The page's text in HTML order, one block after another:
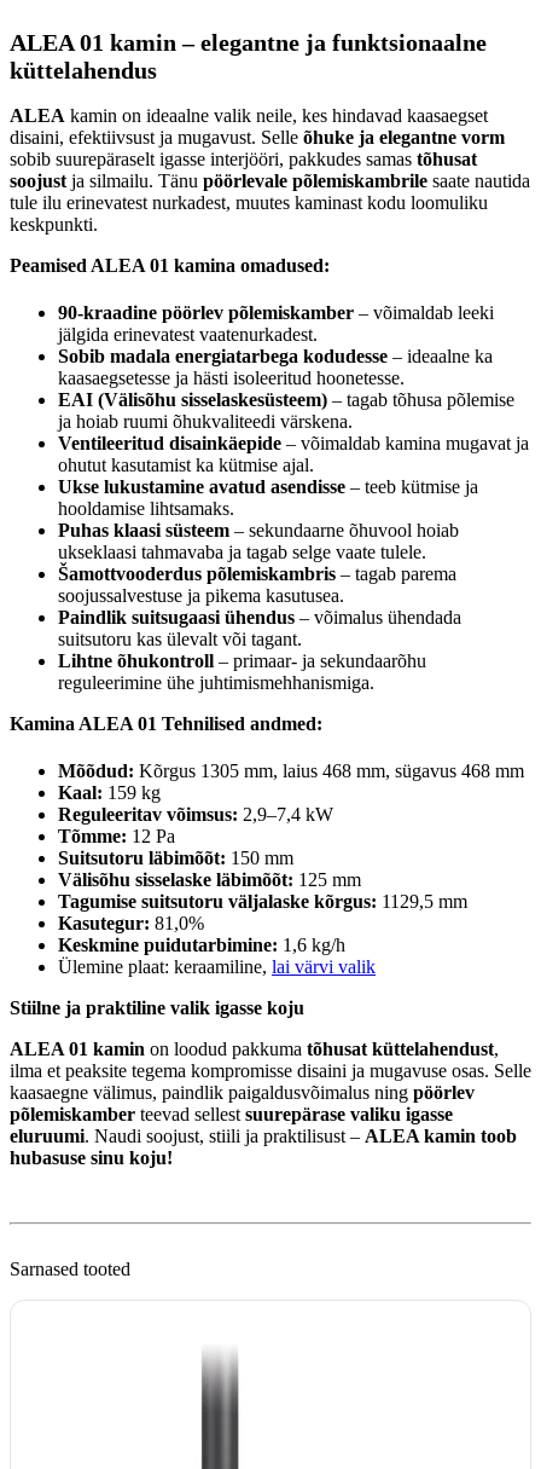
Klaasi kuju:
Panoraam
Uks avaneb:
Vastab
normidele:
EN 13 240, 15a B–VG, Din +, BimschV 2,
Ecodesign
Garantii:
2 aastat
Energiaklass:
ALEA 01 kamin – elegantne ja funktsionaalne
küttelahendus
ALEA kamin on ideaalne valik neile, kes hindavad kaasaegset
disaini, efektiivsust ja mugavust. Selle õhuke ja elegantne vorm
sobib suurepäraselt igasse interjööri, pakkudes samas tõhusat
soojust ja silmailu. Tänu pöörlevale põlemiskambrile saate nautida
tule ilu erinevatest nurkadest, muutes kaminast kodu loomuliku
keskpunkti.
Peamised ALEA 01 kamina omadused:
90-kraadine pöörlev põlemiskamber – võimaldab leeki
jälgida erinevatest vaatenurkadest.
Sobib madala energiatarbega kodudesse – ideaalne ka
kaasaegsetesse ja hästi isoleeritud hoonetesse.
EAI (Välisõhu sisselaskesüsteem) – tagab tõhusa põlemise
ja hoiab ruumi õhukvaliteedi värskena.
Ventileeritud disainkäepide – võimaldab kamina mugavat ja
ohutut kasutamist ka kütmise ajal.
Ukse lukustamine avatud asendisse – teeb kütmise ja
hooldamise lihtsamaks.
Puhas klaasi süsteem – sekundaarne õhuvool hoiab
ukseklaasi tahmavaba ja tagab selge vaate tulele.
Šamottvooderdus põlemiskambris – tagab parema
soojussalvestuse ja pikema kasutusea.
Paindlik suitsugaasi ühendus – võimalus ühendada
suitsutoru kas ülevalt või tagant.
Lihtne õhukontroll – primaar- ja sekundaarõhu
reguleerimine ühe juhtimismehhanismiga.
Kamina ALEA 01 Tehnilised andmed:
Mõõdud: Kõrgus 1305 mm, laius 468 mm, sügavus 468 mm
Kaal: 159 kg
Reguleeritav võimsus: 2,9–7,4 kW
Tõmme: 12 Pa
Suitsutoru läbimõõt: 150 mm
Välisõhu sisselaske läbimõõt: 125 mm
Tagumise suitsutoru väljalaske kõrgus: 1129,5 mm
Kasutegur: 81,0%
Keskmine puidutarbimine: 1,6 kg/h
Ülemine plaat: keraamiline, lai värvi valik
Stiilne ja praktiline valik igasse koju
ALEA 01 kamin on loodud pakkuma tõhusat küttelahendust,
ilma et peaksite tegema kompromisse disaini ja mugavuse osas. Selle
kaasaegne välimus, paindlik paigaldusvõimalus ning pöörlev
põlemiskamber teevad sellest suurepärase valiku igasse
eluruumi. Naudi soojust, stiili ja praktilisust – ALEA kamin toob
hubasuse sinu koju!
Sarnased tooted